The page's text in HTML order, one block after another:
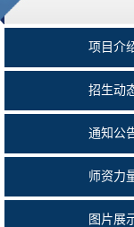
项目介
招生动
通知公
师资力
图片展